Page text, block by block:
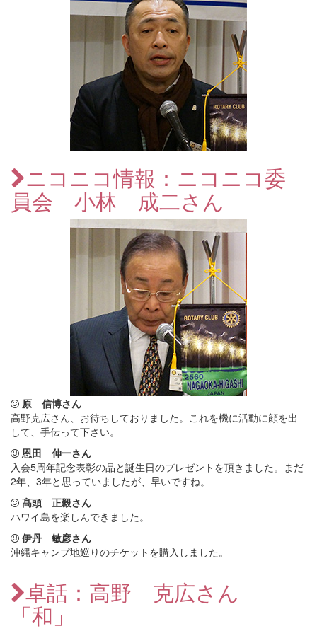
ニコニコ情報：ニコニコ委
員会 小林 成二さん
原 信博さん
高野克広さん、お待ちしておりました。これを機に活動に顔を出
して、手伝って下さい。
恩田 伸一さん
入会5周年記念表彰の品と誕生日のプレゼントを頂きました。まだ
2年、3年と思っていましたが、早いですね。
髙頭 正毅さん
ハワイ島を楽しんできました。
伊丹 敏彦さん
沖縄キャンプ地巡りのチケットを購入しました。
卓話：高野 克広さん
「和」